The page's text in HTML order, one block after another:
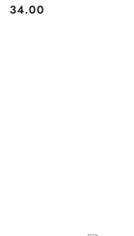
Price:
34.00